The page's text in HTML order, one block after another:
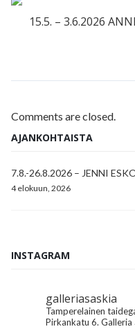
15.5. – 3.6.2026
Comments are closed.
AJANKOHTAISTA
7.8.-26.8.2026 – JENNI
4 elokuun, 2026
INSTAGRAM
galleriasaskia
Tamperelainen
Pirkankatu 6. Galleria